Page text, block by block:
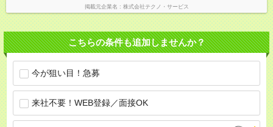
掲載元企業名 株式会社テクノ・サービス
こちらの条件も追加しませんか？
今が狙い目！急募
来社不要！WEB登録／面接OK